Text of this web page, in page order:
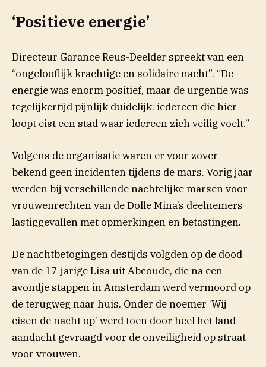
‘Positieve energie’
Directeur Garance Reus-Deelder spreekt van een
“ongelooflijk krachtige en solidaire nacht”. “De
energie was enorm positief, maar de urgentie was
tegelijkertijd pijnlijk duidelijk: iedereen die hier
loopt eist een stad waar iedereen zich veilig voelt.”
Volgens de organisatie waren er voor zover
bekend geen incidenten tijdens de mars. Vorig jaar
werden bij verschillende nachtelijke marsen voor
vrouwenrechten van de Dolle Mina’s deelnemers
lastiggevallen met opmerkingen en betastingen.
De nachtbetogingen destijds volgden op de dood
van de 17-jarige Lisa uit Abcoude, die na een
avondje stappen in Amsterdam werd vermoord op
de terugweg naar huis. Onder de noemer ‘Wij
eisen de nacht op’ werd toen door heel het land
aandacht gevraagd voor de onveiligheid op straat
voor vrouwen.